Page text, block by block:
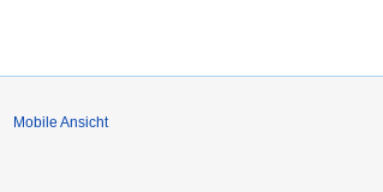
Mobile Ansicht